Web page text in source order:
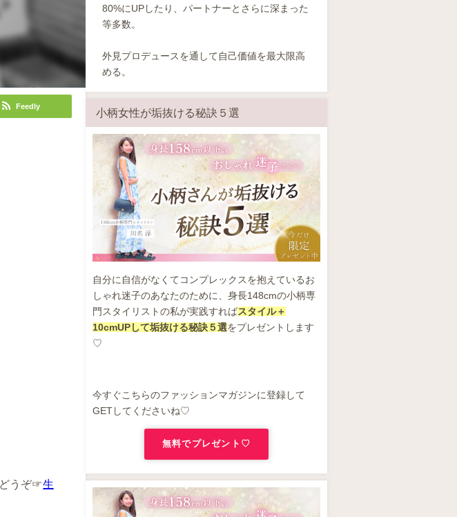
Feedly
どうぞ☞生
80%にUPしたり、パートナーとさらに深まった
等多数。
外見プロデュースを通して自己価値を最大限高
める。
小柄女性が垢抜ける秘訣５選
自分に自信がなくてコンプレックスを抱えているお
しゃれ迷子のあなたのために、身長148cmの小柄専
門スタイリストの私が実践すればスタイル＋
10cmUPして垢抜ける秘訣５選をプレゼントします
♡
今すぐこちらのファッションマガジンに登録して
GETしてくださいね♡
無料でプレゼント♡